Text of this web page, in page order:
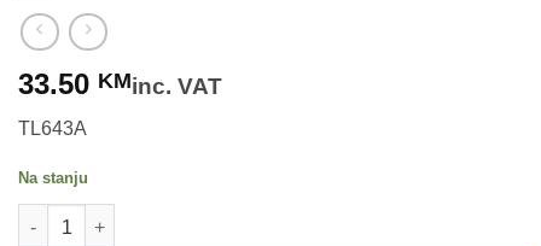
33.50 KMinc. VAT
TL643A
Na stanju
100321 Magnetna kutija - Alfabet (3+) količina